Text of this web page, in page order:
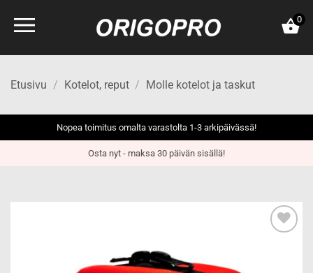
0
Etusivu / Kotelot, reput / Molle kotelot ja taskut
Nopea toimitus omalta varastolta 1-3 arkipäivässä!
Osta nyt - maksa 30 päivän sisällä!